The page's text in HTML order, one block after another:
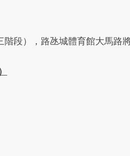
段），路氹城體育館大馬路